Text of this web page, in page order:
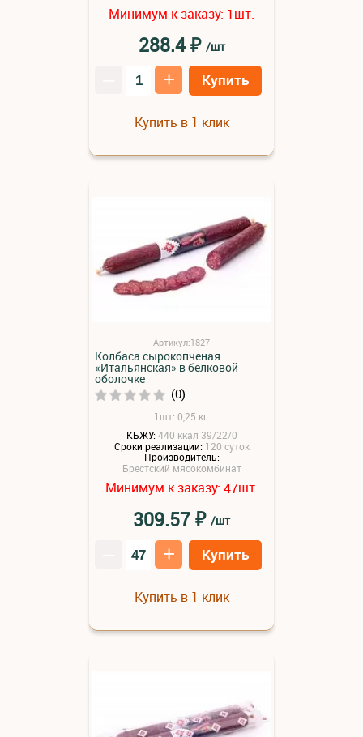
Минимум к заказу: 1шт.
288.4₽ /шт
+ Купить
Купить в 1 клик
Артикул:1827
Колбаса сырокопченая
«Итальянская» в белковой
оболочке
(0)
1шт: 0,25 кг.
КБЖУ: 440 ккал 39/22/0
Сроки реализации: 120 суток
Производитель:
Брестский мясокомбинат
Минимум к заказу: 47шт.
309.57₽ /шт
+ Купить
Купить в 1 клик